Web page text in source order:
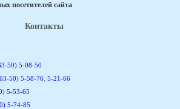
посетителей сайта
Контакты
50) 5-08-50
50) 5-58-76 5-21-66
5-53-65
5-74-85